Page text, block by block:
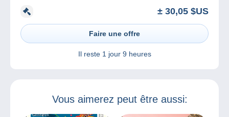
± 30,05 $US
Faire une offre
Il reste 1 jour 9 heures
Vous aimerez peut être aussi: